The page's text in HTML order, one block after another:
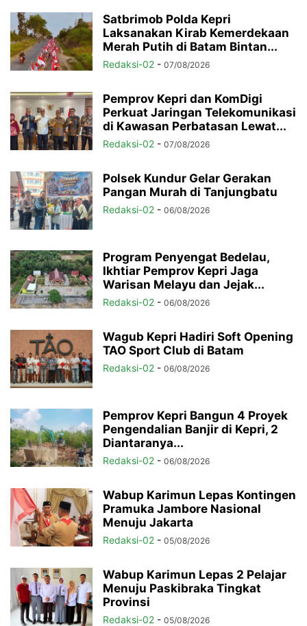
Satbrimob Polda Kepri
Laksanakan Kirab Kemerdekaan
Merah Putih di Batam Bintan...
Redaksi-02 - 07/08/2026
Pemprov Kepri dan KomDigi
Perkuat Jaringan Telekomunikasi
di Kawasan Perbatasan Lewat...
Redaksi-02 - 07/08/2026
Polsek Kundur Gelar Gerakan
Pangan Murah di Tanjungbatu
Redaksi-02 - 06/08/2026
Program Penyengat Bedelau,
Ikhtiar Pemprov Kepri Jaga
Warisan Melayu dan Jejak...
Redaksi-02 - 06/08/2026
Wagub Kepri Hadiri Soft Opening
TAO Sport Club di Batam
Redaksi-02 - 06/08/2026
Pemprov Kepri Bangun 4 Proyek
Pengendalian Banjir di Kepri, 2
Diantaranya...
Redaksi-02 - 06/08/2026
Wabup Karimun Lepas Kontingen
Pramuka Jambore Nasional
Menuju Jakarta
Redaksi-02 - 05/08/2026
Wabup Karimun Lepas 2 Pelajar
Menuju Paskibraka Tingkat
Provinsi
Redaksi-02 - 05/08/2026